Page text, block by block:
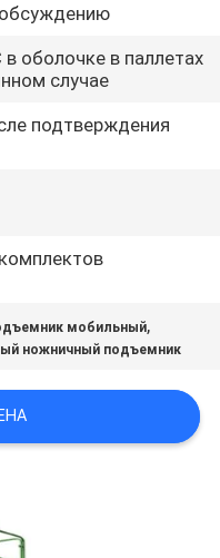
оболочке в паллетах
случае
подтверждения
мобильный,
ножничный подъемник